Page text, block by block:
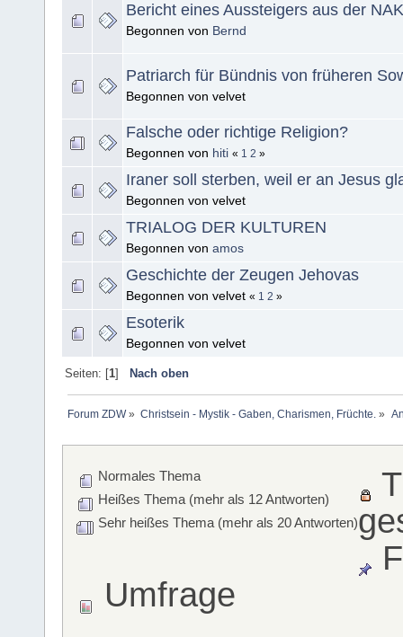
Bericht eines Aussteigers aus der NAK
Begonnen von Bernd
Patriarch für Bündnis von früheren
Begonnen von velvet
Falsche oder richtige Religion?
Begonnen von hiti « 1 2 »
Iraner soll sterben, weil er an Jesus
Begonnen von velvet
TRIALOG DER KULTUREN
Begonnen von amos
Geschichte der Zeugen Jehovas
Begonnen von velvet « 1 2 »
Esoterik
Begonnen von velvet
Seiten: [1] Nach oben
Forum ZDW» Christsein - Mystik - Gaben, Charismen, Früchte. »
Normales Thema
Heißes Thema (mehr als 12 Antworten)
Sehr heißes Thema (mehr als 20 Antworten)
Umfrage